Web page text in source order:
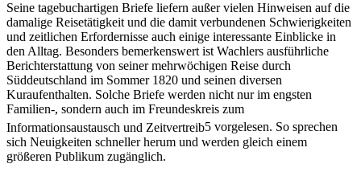
Seine tagebuchartigen Briefe liefern außer vielen Hinweisen auf die
damalige Reisetätigkeit und die damit verbundenen Schwierigkeiten
und zeitlichen Erfordernisse auch einige interessante Einblicke in
den Alltag. Besonders bemerkenswert ist Wachlers ausführliche
Berichterstattung von seiner mehrwöchigen Reise durch
Süddeutschland im Sommer 1820 und seinen diversen
Kuraufenthalten. Solche Briefe werden nicht nur im engsten
Familien-, sondern auch im Freundeskreis zum
Informationsaustausch und Zeitvertreib5 vorgelesen. So sprechen
sich Neuigkeiten schneller herum und werden gleich einem
größeren Publikum zugänglich.